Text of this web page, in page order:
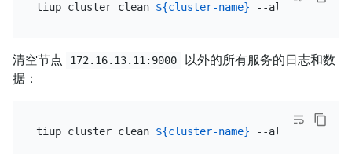
tiup cluster clean ${cluster-name}
清空节点 172.16.13.11:9000
以外的所有服务的日志和数
据：
tiup cluster clean ${cluster-name}